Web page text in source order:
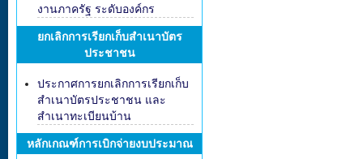
งานภาครัฐ ระดับองค์กร
ยกเลิกการเรียกเก็บสำเนาบัตร
ประชาชน
ประกาศการยกเลิกการเรียกเก็บ
สำเนาบัตรประชาชน และ
สำเนาทะเบียนบ้าน
หลักเกณฑ์การเบิกจ่ายงบประมาณ